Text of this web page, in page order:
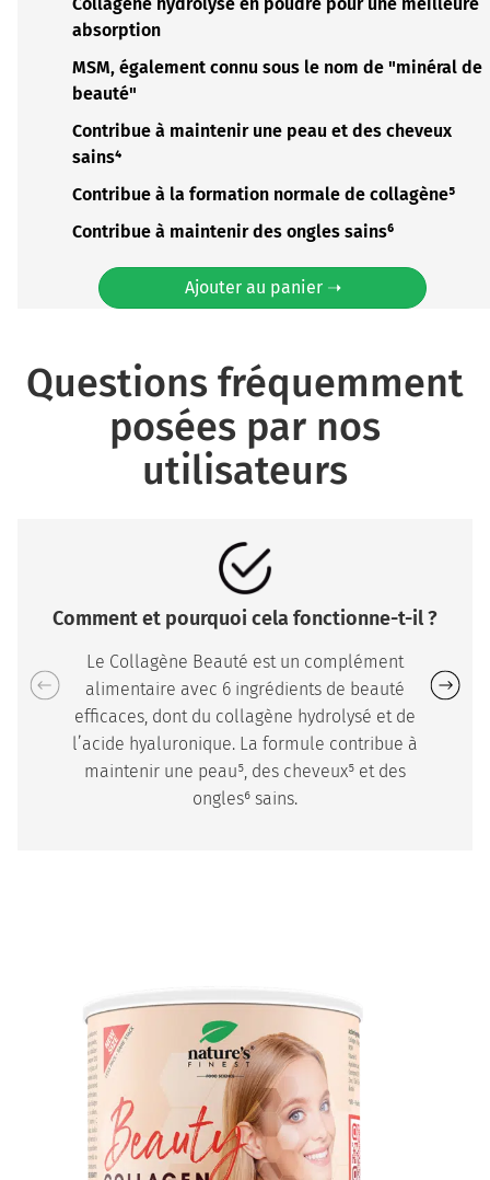
Collagène hydrolysé en poudre pour une meilleure
absorption
MSM, également connu sous le nom de "minéral de
beauté"
Contribue à maintenir une peau et des cheveux
sains⁴
Contribue à la formation normale de collagène⁵
Contribue à maintenir des ongles sains⁶
Ajouter au panier ➝
Questions fréquemment
posées par nos
utilisateurs
Comment et pourquoi cela fonctionne-t-il ?
Le Collagène Beauté est un complément
alimentaire avec 6 ingrédients de beauté
efficaces, dont du collagène hydrolysé et de
l’acide hyaluronique. La formule contribue à
maintenir une peau⁵, des cheveux⁵ et des
ongles⁶ sains.